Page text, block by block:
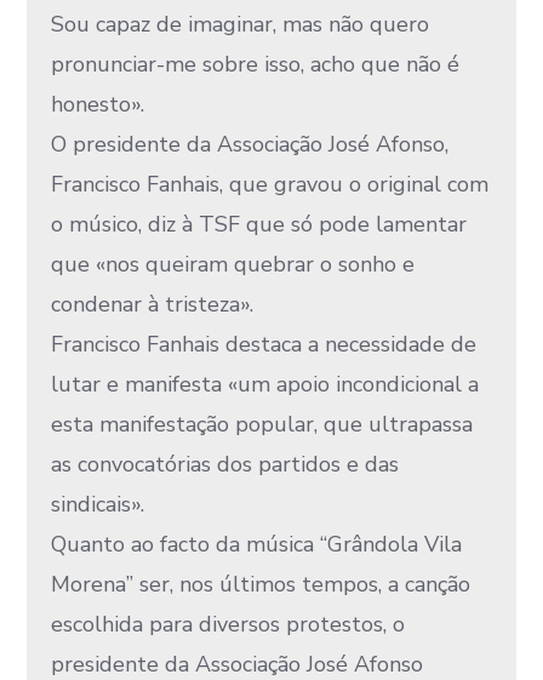
Sou capaz de imaginar, mas não quero
pronunciar-me sobre isso, acho que não é
honesto».
O presidente da Associação José Afonso,
Francisco Fanhais, que gravou o original com
o músico, diz à TSF que só pode lamentar
que «nos queiram quebrar o sonho e
condenar à tristeza».
Francisco Fanhais destaca a necessidade de
lutar e manifesta «um apoio incondicional a
esta manifestação popular, que ultrapassa
as convocatórias dos partidos e das
sindicais».
Quanto ao facto da música “Grândola Vila
Morena” ser, nos últimos tempos, a canção
escolhida para diversos protestos, o
presidente da Associação José Afonso